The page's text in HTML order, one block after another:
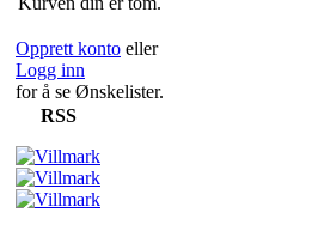
Opprett konto eller
Logg inn
for å se Ønskelister.
RSS